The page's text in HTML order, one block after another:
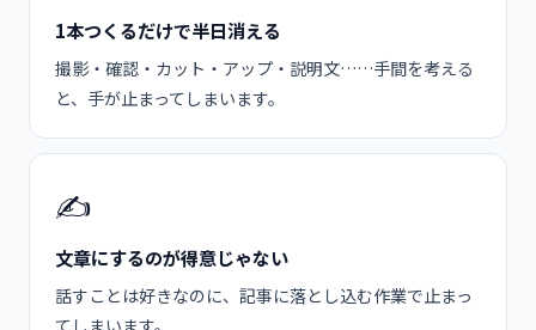
1本つくるだけで半日消える
撮影・確認・カット・アップ・説明文……手間を考える
と、手が止まってしまいます。
✍️
文章にするのが得意じゃない
話すことは好きなのに、記事に落とし込む作業で止まっ